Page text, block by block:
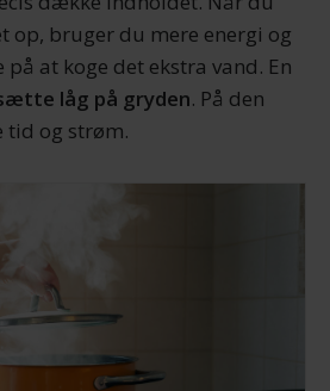
op, bruger du mere energi og
at koge det ekstra vand. En
låg på gryden. På den
tid og strøm.